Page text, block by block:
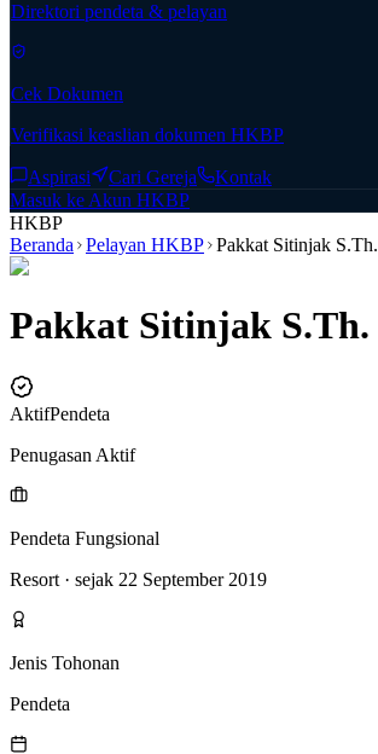
Direktori pendeta & pelayan
Cek Dokumen
Verifikasi keaslian dokumen HKBP
Aspirasi Cari Gereja
Kontak
Masuk ke Akun HKBP
HKBP
Beranda
Pelayan HKBP Pakkat Sitinjak S.Th.
Pakkat Sitinjak S.Th.
AktifPendeta
Penugasan Aktif
Pendeta Fungsional
Resort · sejak 22 September 2019
Jenis Tohonan
Pendeta